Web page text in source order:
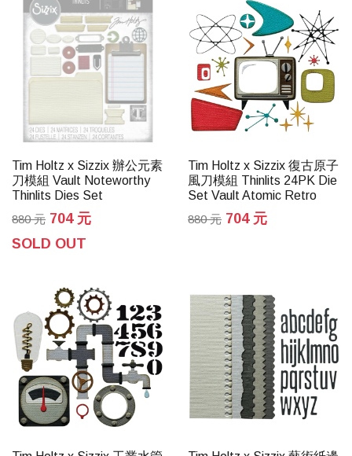
Tim Holtz x Sizzix 辦公元素
刀模組 Vault Noteworthy
Thinlits Dies Set
880 元 704 元
SOLD OUT
Tim Holtz x Sizzix 復古原子
風刀模組 Thinlits 24PK Die
Set Vault Atomic Retro
880 元 704 元